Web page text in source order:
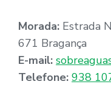
Morada: Estrada
671 Bragança
E-mail:
Telefone: 938